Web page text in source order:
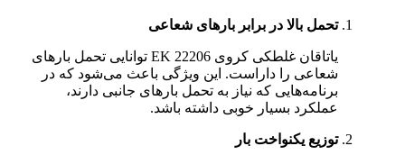
تحمل بالا در برابر بارهای شعاعی
یاتاقان غلطکی کروی 22206 EK توانایی تحمل بارهای
شعاعی را داراست. این ویژگی باعث می‌شود که در
برنامه‌هایی که نیاز به تحمل بارهای جانبی دارند،
عملکرد بسیار خوبی داشته باشد.
توزیع یکنواخت بار